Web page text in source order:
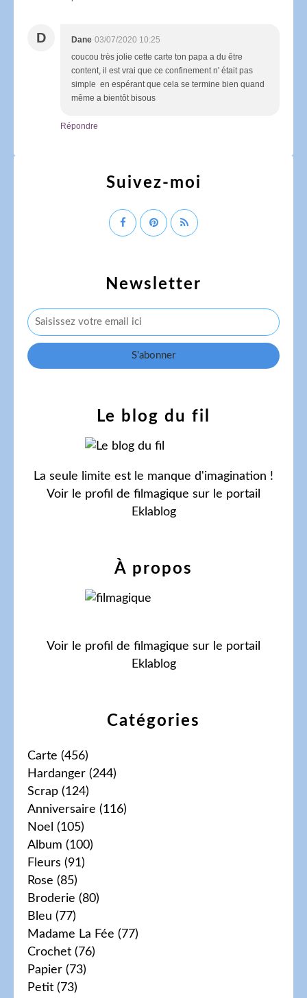
D Dane 03/07/2020 10:25
coucou très jolie cette carte ton papa a du être
content, il est vrai que ce confinement n' était pas
simple en espérant que cela se termine bien quand
même a bientôt bisous
Répondre
Newsletter
Catégories
Carte (456)
Hardanger (244)
Scrap (124)
Anniversaire (116)
Noel (105)
Album (100)
Fleurs (91)
Rose (85)
Broderie (80)
Bleu (77)
Madame La Fée (77)
Crochet (76)
Papier (73)
Petit (73)
Le blog du fil
La seule limite est le manque d'imagination !
Voir le profil de filmagique sur le portail
Eklablog
Suivez-moi
À propos
Voir le profil de filmagique sur le portail
Eklablog